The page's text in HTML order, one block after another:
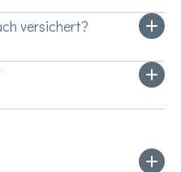
versichert?